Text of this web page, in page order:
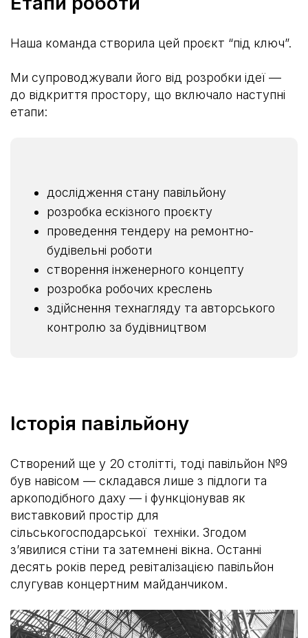
Наша команда створила цей проєкт “під ключ”.
Ми супроводжували його від розробки ідеї —
до відкриття простору, що включало наступні
етапи:
дослідження стану павільйону
розробка ескізного проєкту
проведення тендеру на ремонтно-
будівельні роботи
створення інженерного концепту
розробка робочих креслень
здійснення технагляду та авторського
контролю за будівництвом
Історія павільйону
Створений ще у 20 столітті, тоді павільйон №9
був навісом –– складався лише з підлоги та
аркоподібного даху –– і функціонував як
виставковий простір для
сільськогосподарської техніки. Згодом
зʼявилися стіни та затемнені вікна. Останні
десять років перед ревіталізацією павільйон
слугував концертним майданчиком.